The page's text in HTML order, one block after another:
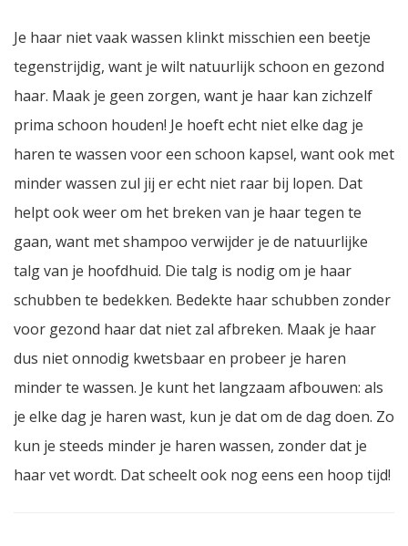
Je haar niet vaak wassen klinkt misschien een beetje
tegenstrijdig, want je wilt natuurlijk schoon en gezond
haar. Maak je geen zorgen, want je haar kan zichzelf
prima schoon houden! Je hoeft echt niet elke dag je
haren te wassen voor een schoon kapsel, want ook met
minder wassen zul jij er echt niet raar bij lopen. Dat
helpt ook weer om het breken van je haar tegen te
gaan, want met shampoo verwijder je de natuurlijke
talg van je hoofdhuid. Die talg is nodig om je haar
schubben te bedekken. Bedekte haar schubben zonder
voor gezond haar dat niet zal afbreken. Maak je haar
dus niet onnodig kwetsbaar en probeer je haren
minder te wassen. Je kunt het langzaam afbouwen: als
je elke dag je haren wast, kun je dat om de dag doen. Zo
kun je steeds minder je haren wassen, zonder dat je
haar vet wordt. Dat scheelt ook nog eens een hoop tijd!